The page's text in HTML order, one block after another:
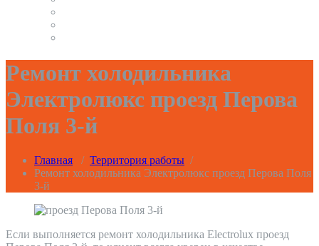
Ремонт холодильника
Электролюкс проезд Перова
Поля 3-й
Главная / Территория работы /
Ремонт холодильника Электролюкс проезд Перова Поля
3-й
Если выполняется ремонт холодильника Electrolux проезд